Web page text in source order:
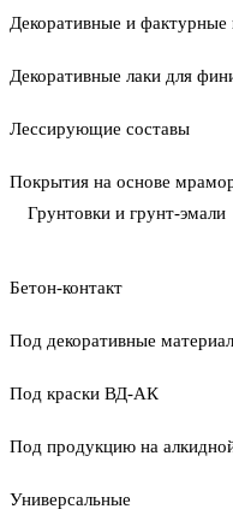
Декоративные и фактурные
Декоративные лаки для
Лессирующие составы
Покрытия на основе
Грунтовки и грунт-эмали
Бетон-контакт
Под декоративные
Под краски ВД-АК
Под продукцию на
Универсальные